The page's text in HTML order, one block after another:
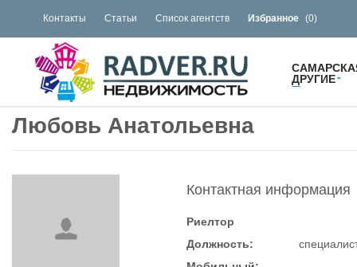
Контакты Статьи Список агентств Избранное (0)
ДРУГИЕ
Любовь Анатольевна
Контактная информация
Риелтор
Должность: